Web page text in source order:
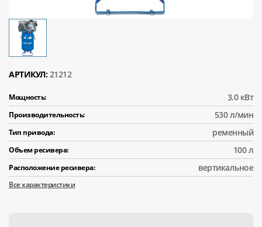
АРТИКУЛ: 21212
Мощность: 3.0 кВт
Производительность: 530 л/мин
Тип привода: ременный
Объем ресивера: 100 л
Расположение ресивера: вертикальное
Все характеристики